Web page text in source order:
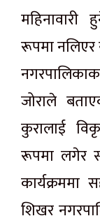
रूपमा नलिएर
जोराले
कुरालाई
रूपमा लगेर
कार्यक्रममा
शिखर